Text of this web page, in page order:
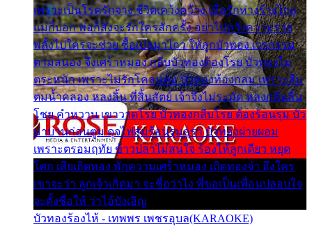
เพราะเป็นโรครักจาง ชีวิตเคว้งคว้าง เมื่อรักห่างร้างไกล
แม่ก็บอก พ่อก็สั่งจะรักใครสักครั้ง อย่าไปหวังความรวย
พลั้งไปใครจะช่วย ซื้อเปลมาไกว ให้ลูกบัวทอง เวรกรรม
ตามสนอง จึงเศร้าหมอง กลีบบัวทองต้องโรย บัวทองไม่
ตระหนัก เพราะไม่รักโคลนตม บัวทองท้องกลม เพราะลืม
ตมน้ำคลอง หลงลิ้น ที่สิ้นสัตย์ เจ้าจึงไม่ระมัด หลงกลิ่นลิ้น
โชย คำหวาน เขาวาดโรย บัวทองกลีบโรย ต้องร้อนรุม บัว
มาบานก่อนตูม ดุจไฟสุมร้อนรุมอุรา บัวทองผ่ายผอม
เพราะตรอมฤทัย ข้าวปลาไม่สนใจ ร้องไห้ลูกเดียว หยุด
โศก เสียเถิดทอง พักความเศร้าหมอง เถิดทองจ๋า ถึงใคร
เขาจะว่า ลูกเจ้าเกิดมา จะชื่อว่าไง พี่ขอเป็นเพื่อนปลอบใจ
จะตั้งชื่อให้ ว่าไอ้บังเอิญ
บัวทองร้องไห้ - เทพพร เพชรอุบล(KARAOKE)